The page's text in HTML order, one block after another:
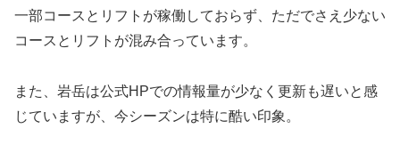
一部コースとリフトが稼働しておらず、ただでさえ少ない
コースとリフトが混み合っています。
また、岩岳は公式HPでの情報量が少なく更新も遅いと感
じていますが、今シーズンは特に酷い印象。